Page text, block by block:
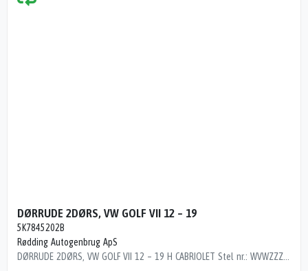
DØRRUDE 2DØRS, VW GOLF VII 12 – 19
5K7845202B
Rødding Autogenbrug ApS
DØRRUDE 2DØRS, VW GOLF VII 12 – 19 H CABRIOLET Stel nr.: WVWZZZ1KZFK006961 Årgang: 2015 Del nr.: N100290 Dito nr.: 95225301 Stamkort nr.: 24149 CABRIOLET CABRIOLET 5K7845202B 195000 km